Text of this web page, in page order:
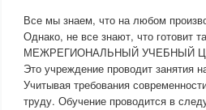
Все мы знаем, что на любом
Однако, не все знают, что готовит
МЕЖРЕГИОНАЛЬНЫЙ УЧЕБНЫЙ
Это учреждение проводит занятия
Учитывая требования
труду. Обучение проводится в